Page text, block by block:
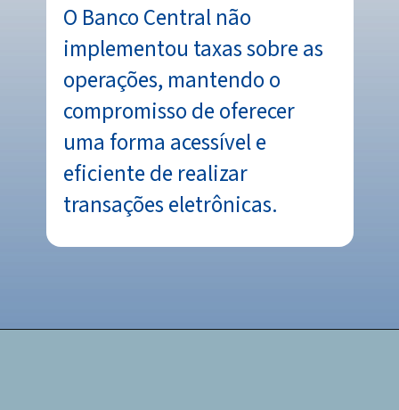
O Banco Central não
implementou taxas sobre as
operações, mantendo o
compromisso de oferecer
uma forma acessível e
eficiente de realizar
transações eletrônicas.